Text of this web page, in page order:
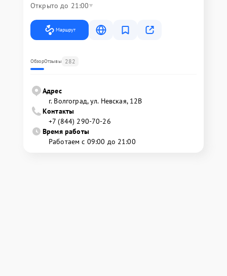
Открыто до 21:00
Маршрут
ОбзорОтзывы 282
Адрес
г. Волгоград, ул. Невская, 12В
Контакты
+7 (844) 290-70-26
Время работы
Работаем с 09:00 до 21:00